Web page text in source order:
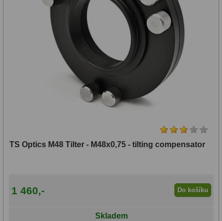
TS Optics M48 Tilter - M48x0,75 - tilting compensator
1 460,- Do košíku
Skladem